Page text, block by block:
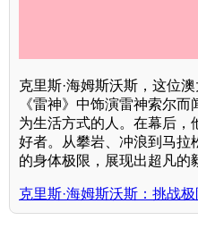
克里斯·海姆斯沃斯，这位
《雷神》中饰演雷神索尔
为生活方式的人。在幕后，
好者。从攀岩、冲浪到马拉
的身体极限，展现出超凡的
克里斯·海姆斯沃斯：挑战极